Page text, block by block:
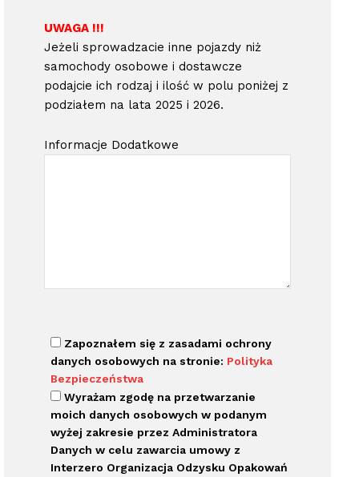
UWAGA !!!
Jeżeli sprowadzacie inne pojazdy niż
samochody osobowe i dostawcze
podajcie ich rodzaj i ilość w polu poniżej z
podziałem na lata 2025 i 2026.
Informacje Dodatkowe
Zapoznałem się z zasadami ochrony
danych osobowych na stronie: Polityka
Bezpieczeństwa
Wyrażam zgodę na przetwarzanie
moich danych osobowych w podanym
wyżej zakresie przez Administratora
Danych w celu zawarcia umowy z
Interzero Organizacja Odzysku Opakowań